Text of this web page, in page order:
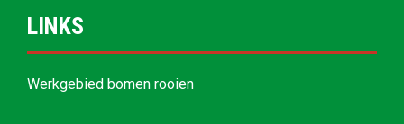
LINKS
Werkgebied bomen rooien